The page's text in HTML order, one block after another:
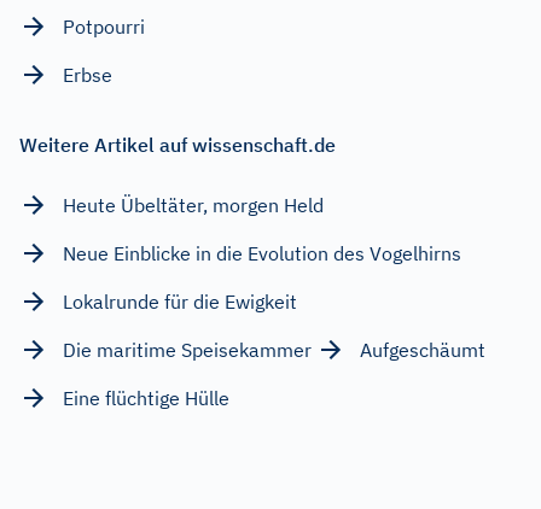
Potpourri
Erbse
Weitere Artikel auf wissenschaft.de
Heute Übeltäter, morgen Held
Neue Einblicke in die Evolution des Vogelhirns
Lokalrunde für die Ewigkeit
Die maritime Speisekammer
Aufgeschäumt
Eine flüchtige Hülle